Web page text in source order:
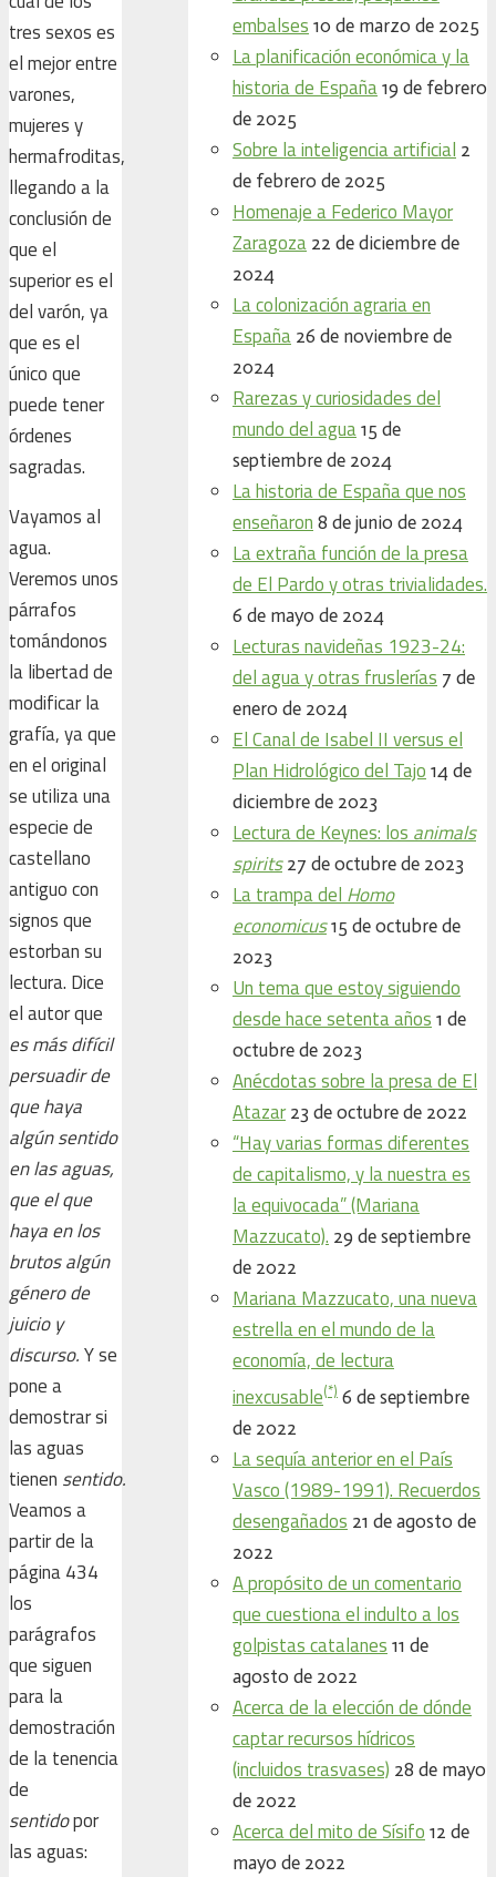
tres sexos es
el mejor entre
varones,
mujeres y
hermafroditas,
llegando a la
conclusión de
que el
superior es el
del varón, ya
que es el
único que
puede tener
órdenes
sagradas.
Vayamos al
agua.
Veremos unos
párrafos
tomándonos
la libertad de
modificar la
grafía, ya que
en el original
se utiliza una
especie de
castellano
antiguo con
signos que
estorban su
lectura. Dice
el autor que
es más difícil
persuadir de
que haya
algún sentido
en las aguas,
que el que
haya en los
brutos algún
género de
juicio y
discurso.Y se
pone a
demostrar si
las aguas
tienen sentido.
Veamos a
partir de la
página 434
los
parágrafos
que siguen
para la
demostración
de la tenencia
de
sentidopor
las aguas:
embalses 10 de marzo de 2025
La planificación económica y la
historia de España 19 de febrero
de 2025
Sobre la inteligencia artificial 2
de febrero de 2025
Homenaje a Federico Mayor
Zaragoza 22 de diciembre de
2024
La colonización agraria en
España 26 de noviembre de
2024
Rarezas y curiosidades del
mundo del agua 15 de
septiembre de 2024
La historia de España que nos
enseñaron 8 de junio de 2024
La extraña función de la presa
de El Pardo y otras trivialidades.
6 de mayo de 2024
Lecturas navideñas 1923-24:
del agua y otras fruslerías 7 de
enero de 2024
El Canal de Isabel II versus el
Plan Hidrológico del Tajo 14 de
diciembre de 2023
Lectura de Keynes: los animals
spirits 27 de octubre de 2023
La trampa del Homo
economicus 15 de octubre de
2023
Un tema que estoy siguiendo
desde hace setenta años 1 de
octubre de 2023
Anécdotas sobre la presa de El
Atazar 23 de octubre de 2022
“Hay varias formas diferentes
de capitalismo, y la nuestra es
la equivocada” (Mariana
Mazzucato). 29 de septiembre
de 2022
Mariana Mazzucato, una nueva
estrella en el mundo de la
economía, de lectura
inexcusable(*) 6 de septiembre
de 2022
La sequía anterior en el País
Vasco (1989-1991). Recuerdos
desengañados 21 de agosto de
2022
A propósito de un comentario
que cuestiona el indulto a los
golpistas catalanes 11 de
agosto de 2022
Acerca de la elección de dónde
captar recursos hídricos
(incluidos trasvases) 28 de mayo
de 2022
Acerca del mito de Sísifo 12 de
mayo de 2022